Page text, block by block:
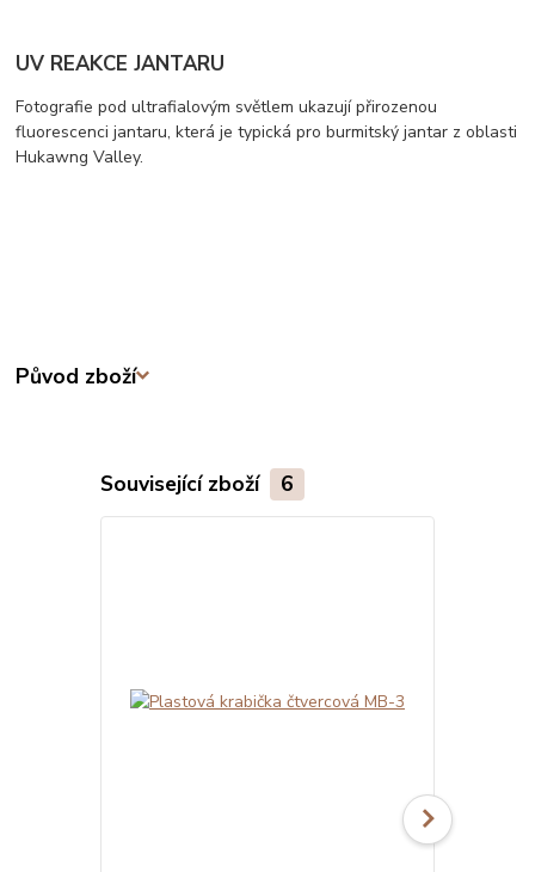
UV REAKCE JANTARU
Fotografie pod ultrafialovým světlem ukazují přirozenou
fluorescenci jantaru, která je typická pro burmitský jantar z oblasti
Hukawng Valley.
Původ zboží
Související zboží 6